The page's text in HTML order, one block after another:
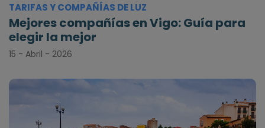
TARIFAS Y COMPAÑÍAS DE LUZ
Mejores compañías en Vigo: Guía para
elegir la mejor
15 - Abril - 2026